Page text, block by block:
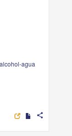
agua
share